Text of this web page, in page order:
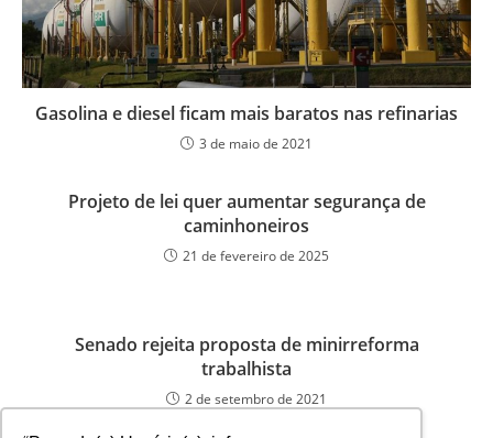
Gasolina e diesel ficam mais baratos nas refinarias
3 de maio de 2021
Projeto de lei quer aumentar segurança de
caminhoneiros
21 de fevereiro de 2025
Senado rejeita proposta de minirreforma
trabalhista
2 de setembro de 2021